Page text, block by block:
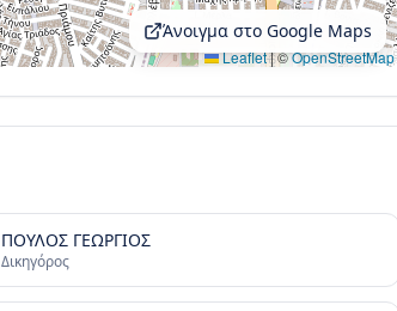
Leaflet|©OpenStreetMap
Άνοιγμα στο Google Maps
ΠΟΥΛΟΣ ΓΕΩΡΓΙΟΣ
Δικηγόρος